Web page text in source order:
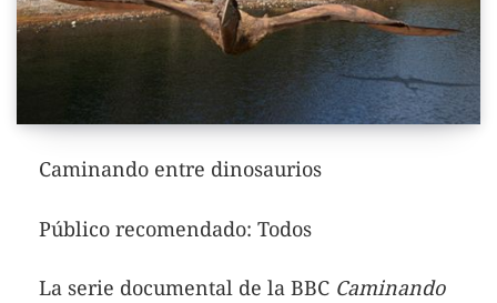
Caminando entre dinosaurios
Público recomendado: Todos
La serie documental de la BBC Caminando